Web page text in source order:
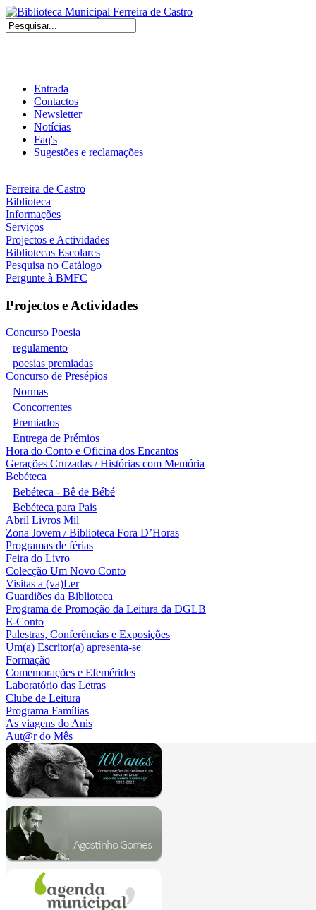
Entrada
Contactos
Newsletter
Notícias
Faq's
Sugestões e reclamações
Ferreira de Castro
Biblioteca
Informações
Serviços
Projectos e Actividades
Bibliotecas Escolares
Pesquisa no Catálogo
Pergunte à BMFC
Projectos e Actividades
Concurso Poesia
regulamento
poesias premiadas
Concurso de Presépios
Normas
Concorrentes
Premiados
Entrega de Prémios
Hora do Conto e Oficina dos Encantos
Gerações Cruzadas / Histórias com Memória
Bebéteca
Bebéteca - Bê de Bébé
Bebéteca para Pais
Abril Livros Mil
Zona Jovem / Biblioteca Fora D’Horas
Programas de férias
Feira do Livro
Colecção Um Novo Conto
Visitas a (va)Ler
Guardiões da Biblioteca
Programa de Promoção da Leitura da DGLB
E-Conto
Palestras, Conferências e Exposições
Um(a) Escritor(a) apresenta-se
Formação
Comemorações e Efemérides
Laboratório das Letras
Clube de Leitura
Programa Famílias
As viagens do Anis
Aut@r do Mês